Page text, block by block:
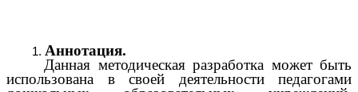
Аннотация.
Данная методическая разработка может быть
использована в своей деятельности педагогами